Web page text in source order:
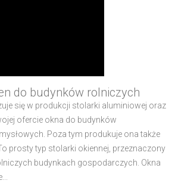
do budynków rolniczych
się w produkcji stolarki aluminiowej oraz
ofercie okna do budynków
Poza tym produkuje ona także
prosty typ stolarki okiennej, przeznaczony
budynkach gospodarczych. Okna